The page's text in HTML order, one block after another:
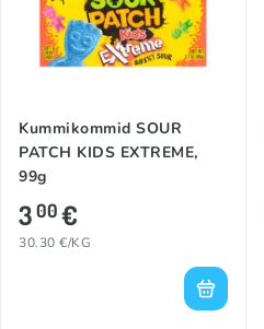
Kummikommid SOUR
PATCH KIDS EXTREME,
99g
300€
30.30 €/KG